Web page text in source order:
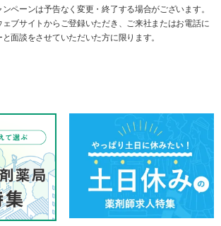
ペーンは予告なく変更・終了する場合がございます。
ブサイトからご登録いただき、ご来社またはお電話に
面談をさせていただいた方に限ります。